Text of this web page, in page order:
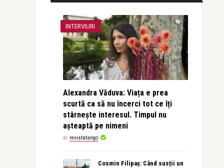
INTERVIURI
Alexandra Văduva: Viața e prea
scurtă ca să nu încerci tot ce îți
stârnește interesul. Timpul nu
așteaptă pe nimeni
de revistatango
Cosmin Filipaș: Când susții un